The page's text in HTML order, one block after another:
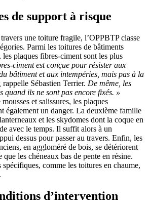
de support à risque
travers une toiture fragile, l’OPPBTP classe
Parmi les toitures de bâtiments
plaques fibres-ciment sont les plus
ciment est conçue pour résister aux
bâtiment et aux intempéries, mais pas à la
rappelle Sébastien Terrier. De même, les
quand ils ne sont pas encore fixés. »
et salissures, les plaques
également un danger. La deuxième famille
et les skydomes dont la coque en
avec le temps. Il suffit alors à un
dessus pour passer au travers. Enfin, les
en aggloméré de bois, se détériorent
que les chéneaux bas de pente en résine.
comme les toitures en chaume,
d’intervention